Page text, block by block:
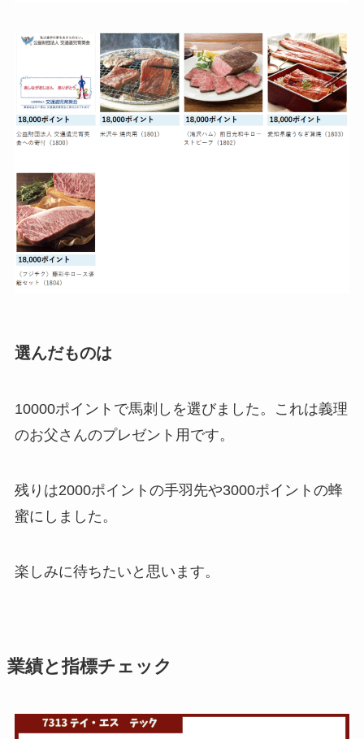
選んだものは
10000ポイントで馬刺しを選びました。これは義理
のお父さんのプレゼント用です。
残りは2000ポイントの手羽先や3000ポイントの蜂
蜜にしました。
楽しみに待ちたいと思います。
業績と指標チェック